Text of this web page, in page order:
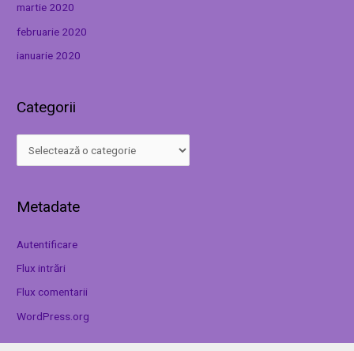
martie 2020
februarie 2020
ianuarie 2020
Categorii
Metadate
Autentificare
Flux intrări
Flux comentarii
WordPress.org